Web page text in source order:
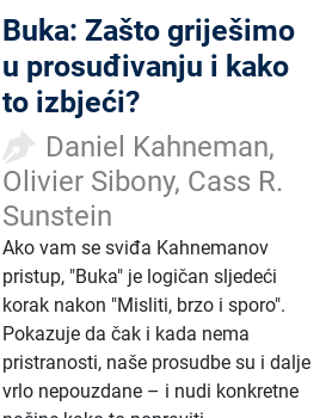
Buka: Zašto griješimo
u prosuđivanju i kako
to izbjeći?
Daniel Kahneman,
Olivier Sibony, Cass R.
Sunstein
Ako vam se sviđa Kahnemanov
pristup, "Buka" je logičan sljedeći
korak nakon "Misliti, brzo i sporo".
Pokazuje da čak i kada nema
pristranosti, naše prosudbe su i dalje
vrlo nepouzdane – i nudi konkretne